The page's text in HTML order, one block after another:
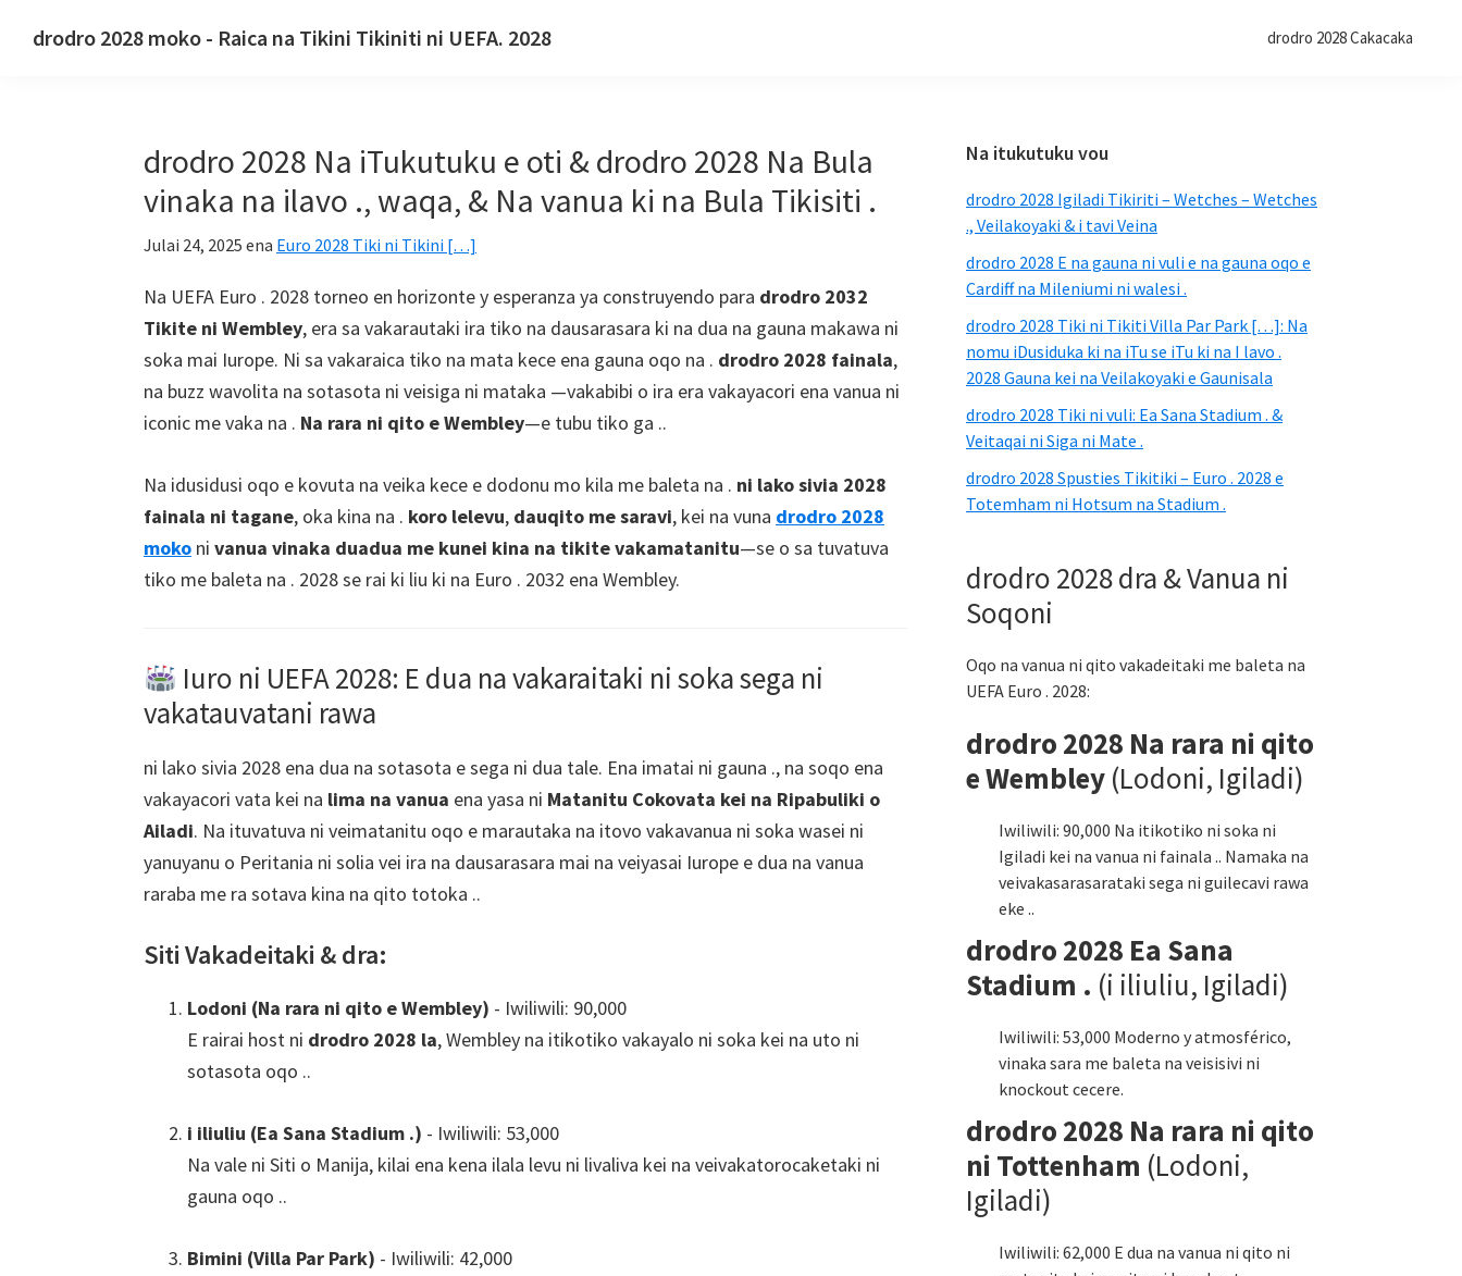
rautadrodro 2028 moko - Raica na Tikini Tikiniti ni UEFA. 2028 drodro 2028 Cakacaka
drodro 2028 Na iTukutuku e oti & drodro 2028 Na Bula
vinaka na ilavo ., waqa, & Na vanua ki na Bula Tikisiti .
Julai 24, 2025 ena Euro 2028 Tiki ni Tikini […]
Na UEFA Euro . 2028 torneo en horizonte y esperanza ya construyendo para drodro 2032
Tikite ni Wembley, era sa vakarautaki ira tiko na dausarasara ki na dua na gauna makawa ni
soka mai Iurope. Ni sa vakaraica tiko na mata kece ena gauna oqo na . drodro 2028 fainala,
na buzz wavolita na sotasota ni veisiga ni mataka —vakabibi o ira era vakayacori ena vanua ni
iconic me vaka na . Na rara ni qito e Wembley—e tubu tiko ga ..
Na idusidusi oqo e kovuta na veika kece e dodonu mo kila me baleta na . ni lako sivia 2028
fainala ni tagane, oka kina na . koro lelevu, dauqito me saravi, kei na vuna drodro 2028
moko ni vanua vinaka duadua me kunei kina na tikite vakamatanitu—se o sa tuvatuva
tiko me baleta na . 2028 se rai ki liu ki na Euro . 2032 ena Wembley.
Iuro ni UEFA 2028: E dua na vakaraitaki ni soka sega ni
vakatauvatani rawa
ni lako sivia 2028 ena dua na sotasota e sega ni dua tale. Ena imatai ni gauna ., na soqo ena
vakayacori vata kei na lima na vanua ena yasa ni Matanitu Cokovata kei na Ripabuliki o
Ailadi. Na ituvatuva ni veimatanitu oqo e marautaka na itovo vakavanua ni soka wasei ni
yanuyanu o Peritania ni solia vei ira na dausarasara mai na veiyasai Iurope e dua na vanua
raraba me ra sotava kina na qito totoka ..
Siti Vakadeitaki & dra:
Lodoni (Na rara ni qito e Wembley) - Iwiliwili: 90,000
E rairai host ni drodro 2028 la, Wembley na itikotiko vakayalo ni soka kei na uto ni
sotasota oqo ..
i iliuliu (Ea Sana Stadium .) - Iwiliwili: 53,000
Na vale ni Siti o Manija, kilai ena kena ilala levu ni livaliva kei na veivakatorocaketaki ni
gauna oqo ..
Bimini (Villa Par Park) - Iwiliwili: 42,000
Tabacakacaka
taumada
Na itukutuku vou
drodro 2028 Igiladi Tikiriti – Wetches – Wetches
., Veilakoyaki & i tavi Veina
drodro 2028 E na gauna ni vuli e na gauna oqo e
Cardiff na Mileniumi ni walesi .
drodro 2028 Tiki ni Tikiti Villa Par Park […]: Na
nomu iDusiduka ki na iTu se iTu ki na I lavo .
2028 Gauna kei na Veilakoyaki e Gaunisala
drodro 2028 Tiki ni vuli: Ea Sana Stadium . &
Veitaqai ni Siga ni Mate .
drodro 2028 Spusties Tikitiki – Euro . 2028 e
Totemham ni Hotsum na Stadium .
drodro 2028 dra & Vanua ni
Soqoni
Oqo na vanua ni qito vakadeitaki me baleta na
UEFA Euro . 2028:
drodro 2028 Na rara ni qito
e Wembley (Lodoni, Igiladi)
Iwiliwili: 90,000 Na itikotiko ni soka ni
Igiladi kei na vanua ni fainala .. Namaka na
veivakasarasarataki sega ni guilecavi rawa
eke ..
drodro 2028 Ea Sana
Stadium . (i iliuliu, Igiladi)
Iwiliwili: 53,000 Moderno y atmosférico,
vinaka sara me baleta na veisisivi ni
knockout cecere.
drodro 2028 Na rara ni qito
ni Tottenham (Lodoni,
Igiladi)
Iwiliwili: 62,000 E dua na vanua ni qito ni